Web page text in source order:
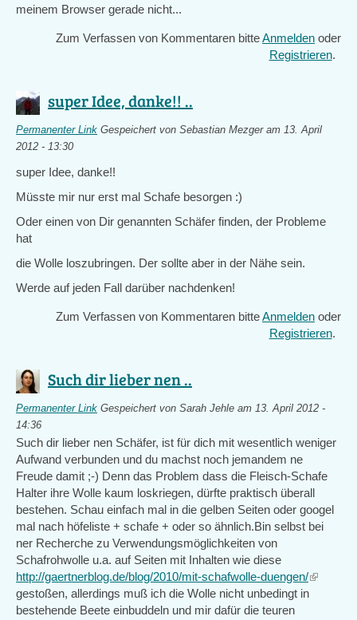
meinem Browser gerade nicht...
Zum Verfassen von Kommentaren bitteAnmelden oder
Registrieren.
super Idee, danke!! ..
Permanenter Link Gespeichert von Sebastian Mezgeram 13. April
2012 - 13:30
super Idee, danke!!
Müsste mir nur erst mal Schafe besorgen :)
Oder einen von Dir genannten Schäfer finden, der Probleme
hat
die Wolle loszubringen. Der sollte aber in der Nähe sein.
Werde auf jeden Fall darüber nachdenken!
Zum Verfassen von Kommentaren bitteAnmelden oder
Registrieren.
Such dir lieber nen ..
Permanenter Link Gespeichert von Sarah Jehle am 13. April 2012 -
14:36
Such dir lieber nen Schäfer, ist für dich mit wesentlich weniger
Aufwand verbunden und du machst noch jemandem ne
Freude damit ;-) Denn das Problem dass die Fleisch-Schafe
Halter ihre Wolle kaum loskriegen, dürfte praktisch überall
bestehen. Schau einfach mal in die gelben Seiten oder googel
mal nach höfeliste + schafe + oder so ähnlich.Bin selbst bei
ner Recherche zu Verwendungsmöglichkeiten von
Schafrohwolle u.a. auf Seiten mit Inhalten wie diese
http://gaertnerblog.de/blog/2010/mit-schafwolle-duengen/(link
is
gestoßen, allerdings muß ich die Wolle nicht unbedingt in
bestehende Beete einbuddeln und mir dafür die teuren